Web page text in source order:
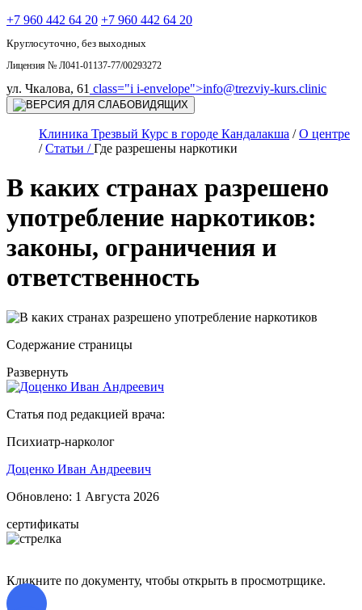
+7 960 442 64 20 +7 960 442 64 20
Круглосуточно, без выходных
Лицензия № Л041-01137-77/00293272
ул. Чкалова, 61 class="i i-envelope">info@trezviy-kurs.clinic
Клиника Трезвый Курс в городе Кандалакша /О центре
/Статьи /Где разрешены наркотики
В каких странах разрешено
употребление наркотиков:
законы, ограничения и
ответственность
Содержание страницы
Развернуть
Статья под редакцией врача:
Психиатр-нарколог
Доценко Иван Андреевич
Обновлено: 1 Августа 2026
сертификаты
Кликните по документу, чтобы открыть в просмотрщике.